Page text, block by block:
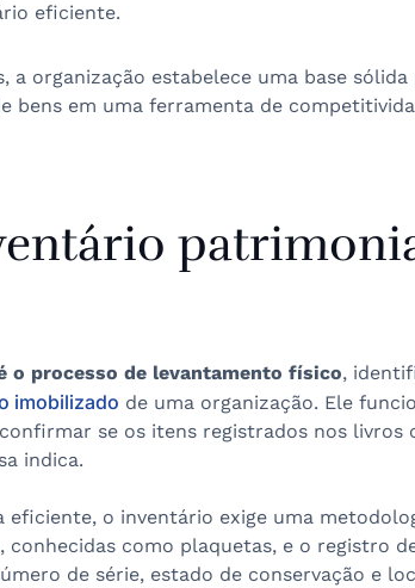
eficiente.
a organização estabelece uma base
bens em uma ferramenta de
o processo de levantamento físico,
imobilizado de uma organização. Ele
se os itens registrados nos
indica.
eficiente, o inventário exige uma
como plaquetas, e o registro
de série, estado de conservação e